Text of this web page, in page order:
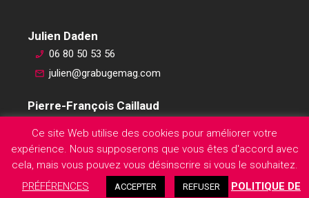
Julien Daden
06 80 50 53 56
julien@grabugemag.com
Pierre-François Caillaud
pierre-francois@grabugemag.com
Mentions légales
Ce site Web utilise des cookies pour améliorer votre
expérience. Nous supposerons que vous êtes d'accord avec
cela, mais vous pouvez vous désinscrire si vous le souhaitez.
PRÉFÉRENCES
ACCEPTER REFUSER POLITIQUE DE